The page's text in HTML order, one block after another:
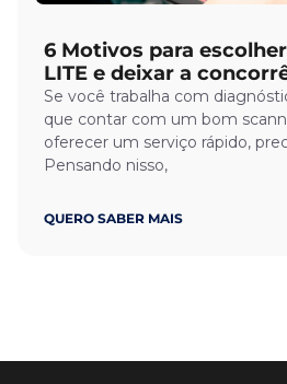
6 Motivos para
LITE e deixar a
Se você trabalha com
que contar com um bom
oferecer um serviço rápido,
Pensando nisso,
QUERO SABER MAIS